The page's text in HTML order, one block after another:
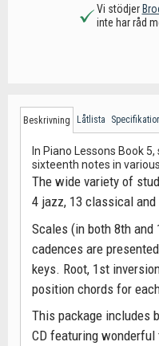
Vi stödjer
inte har råd
Beskrivning Låtlista
In Piano Lessons Book
sixteenth notes in
The wide variety of
4 jazz, 13 classical
Scales (in both 8th
cadences are
keys. Root, 1st
position chords for
This package includes
CD featuring